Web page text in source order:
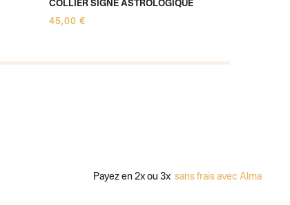
COLLIER SIGNE ASTROLOGIQUE
45,00 €
Payez en 2x ou 3x sans frais avec Alma